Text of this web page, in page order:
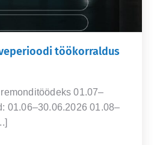
töökorraldus
01.07–
01.06–30.06.2026 01.08–